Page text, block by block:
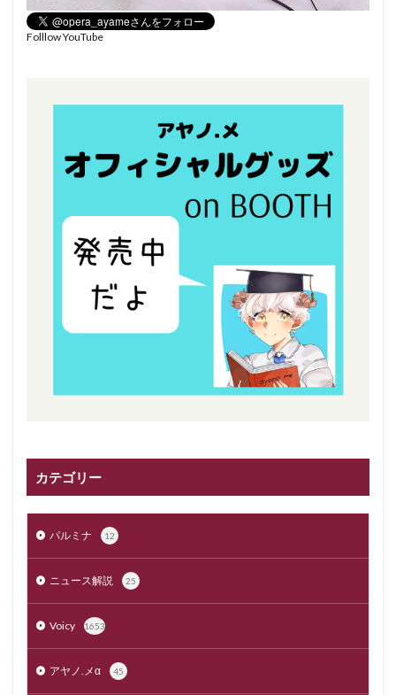
Folllow YouTube
カテゴリー
パルミナ 12
ニュース解説 25
Voicy 1653
アヤノ.メα 45